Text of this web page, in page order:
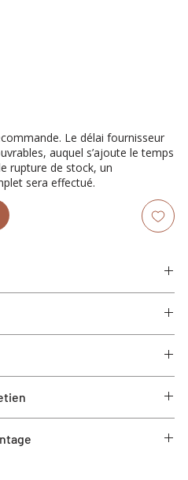
Le délai fournisseur
auquel s’ajoute le temps
rupture de stock, un
sera effectué.